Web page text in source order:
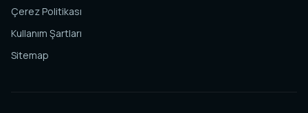
Çerez Politikası
Kullanım Şartları
Sitemap